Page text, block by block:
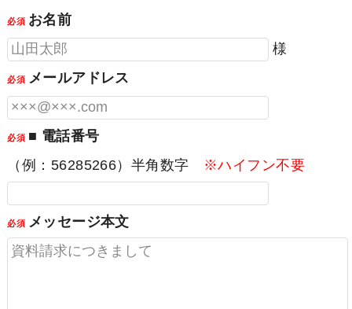
必須 お名前
様
必須 メールアドレス
必須 ■ 電話番号
（例：56285266）半角数字 ※ハイフン不要
必須 メッセージ本文